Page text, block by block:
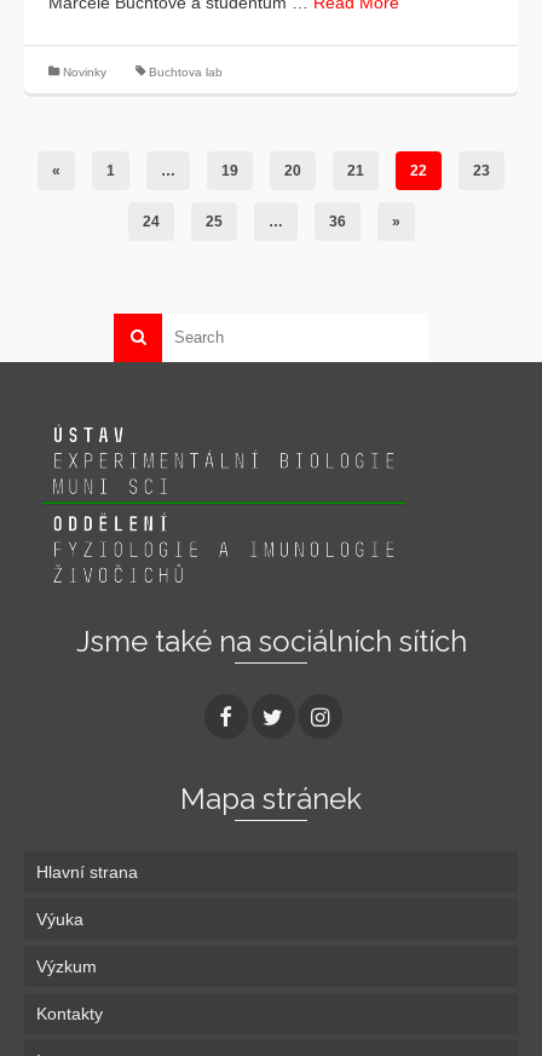
Novinky Buchtova lab
« 1 … 19 20 21 22 23
24 25 … 36 »
Jsme také na sociálních sítích
Mapa stránek
Hlavní strana
Výuka
Výzkum
Kontakty